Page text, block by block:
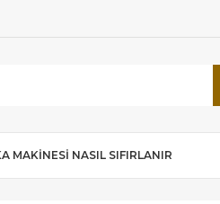
MAKINESI NASIL SIFIRLANIR